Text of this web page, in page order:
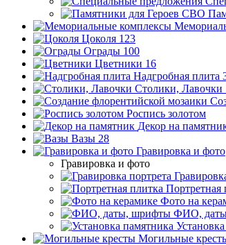
Цоколя 123
Ограды 100
Цветники 16
Надгробная плита
Столики, Лавочки
Роспись золотом
Декор на
Вазы 28
Гравировка и фото
Гравировка и фото
Портретная
Фото на
ФИО,
Могильные